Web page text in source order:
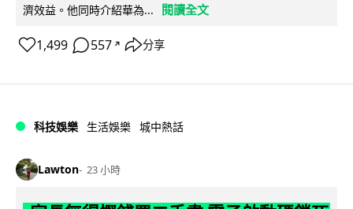
濟效益。他同時介紹華為...
閱讀全文
1,499 557 ↗ 分享
科技娛樂 生活娛樂 城中熱話
Lawton 23 小時